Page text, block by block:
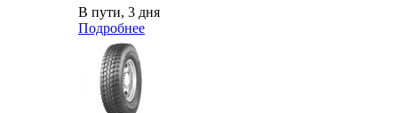
В пути, 3 дня
Подробнее